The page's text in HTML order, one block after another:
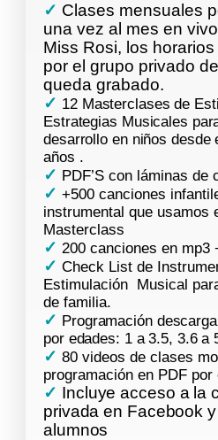
✓ Clases mensuales
una vez al mes en
Miss Rosi, los
por el grupo privado
queda grabado.
✓ 12 Masterclases de
Estrategias Musicales
desarrollo en niños desde
años .
✓ PDF’S con láminas de
✓ +500 canciones
instrumental que usamos
Masterclass
✓ 200 canciones en mp3
✓ Check List de
Estimulación Musical
de familia.
✓ Programación
por edades: 1 a 3.5, 3.6 a
✓ 80 videos de clases
programación en PDF
✓ Incluye acceso a la
privada en Facebook
alumnos